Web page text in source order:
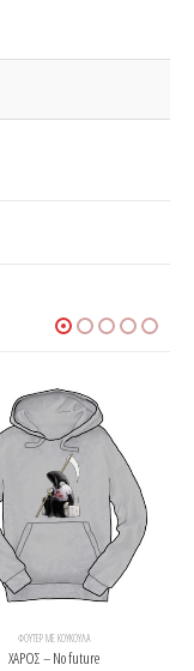
ΦΟΎΤΕΡ ΜΕ ΚΟΥΚΟΎΛΑ
ΧΑΡΟΣ – No future